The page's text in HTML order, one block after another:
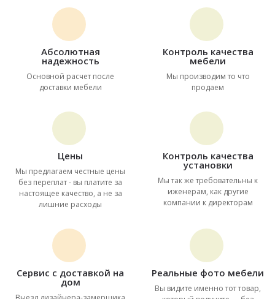
Абсолютная
надежность
Основной расчет после
доставки мебели
Контроль качества
мебели
Мы производим то что
продаем
Цены
Мы предлагаем честные цены
без переплат - вы платите за
настоящее качество, а не за
лишние расходы
Контроль качества
установки
Мы так же требовательны к
иженерам, как другие
компании к директорам
Сервис с доставкой на
дом
Реальные фото мебели
Вы видите именно тот товар,